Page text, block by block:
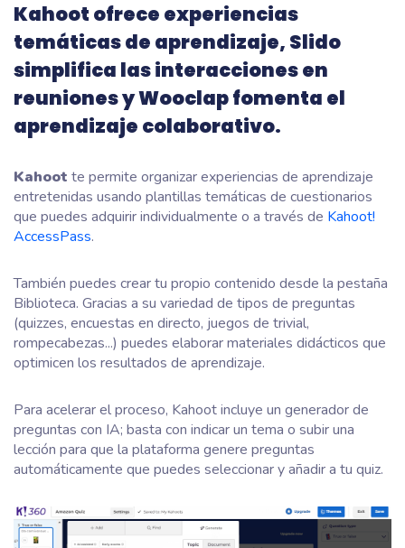
Kahoot ofrece experiencias
temáticas de aprendizaje, Slido
simplifica las interacciones en
reuniones y Wooclap fomenta el
aprendizaje colaborativo.
Kahoot te permite organizar experiencias de aprendizaje
entretenidas usando plantillas temáticas de cuestionarios
que puedes adquirir individualmente o a través de Kahoot!
AccessPass.
También puedes crear tu propio contenido desde la pestaña
Biblioteca. Gracias a su variedad de tipos de preguntas
(quizzes, encuestas en directo, juegos de trivial,
rompecabezas...) puedes elaborar materiales didácticos que
optimicen los resultados de aprendizaje.
Para acelerar el proceso, Kahoot incluye un generador de
preguntas con IA; basta con indicar un tema o subir una
lección para que la plataforma genere preguntas
automáticamente que puedes seleccionar y añadir a tu quiz.